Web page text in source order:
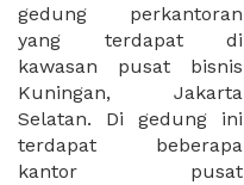
gedung perkantoran
yang terdapat di
kawasan pusat bisnis
Kuningan, Jakarta
Selatan. Di gedung ini
terdapat beberapa
kantor pusat
Tower terletak sangat
strategis dikarenakan
dekat dengan Lotte
Shopping Avenue,
Kuningan City dan juga
Eighty8 Office Tower.
Selain itu juga dekat